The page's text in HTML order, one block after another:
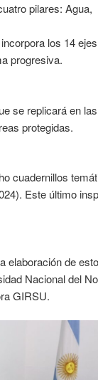
pilares: Agua,
los 14 ejes
progresiva.
se replicará en las
protegidas.
cuadernillos
Este último
elaboración de
Nacional del
GIRSU.